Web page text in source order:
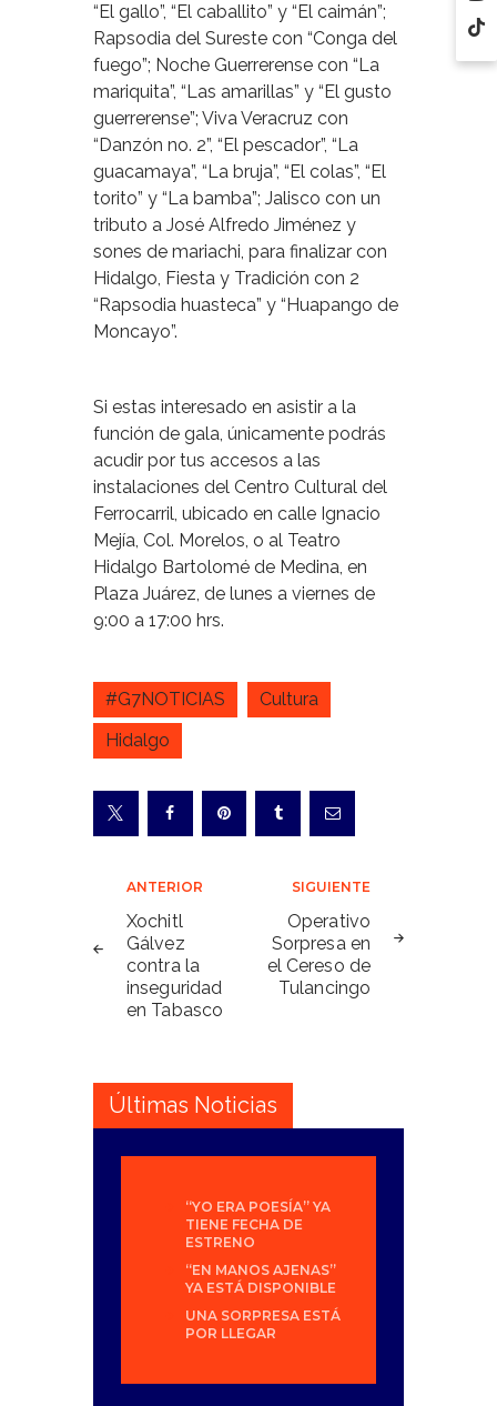
“El gallo”, “El caballito” y “El caimán”;
Rapsodia del Sureste con “Conga del
fuego”; Noche Guerrerense con “La
mariquita”, “Las amarillas” y “El gusto
guerrerense”; Viva Veracruz con
“Danzón no. 2”, “El pescador”, “La
guacamaya”, “La bruja”, “El colas”, “El
torito” y “La bamba”; Jalisco con un
tributo a José Alfredo Jiménez y
sones de mariachi, para finalizar con
Hidalgo, Fiesta y Tradición con 2
“Rapsodia huasteca” y “Huapango de
Moncayo”.
Si estas interesado en asistir a la
función de gala, únicamente podrás
acudir por tus accesos a las
instalaciones del Centro Cultural del
Ferrocarril, ubicado en calle Ignacio
Mejía, Col. Morelos, o al Teatro
Hidalgo Bartolomé de Medina, en
Plaza Juárez, de lunes a viernes de
9:00 a 17:00 hrs.
#G7NOTICIAS
Cultura
Hidalgo
Navegación
de
entradas
ANTERIOR
Xochitl
Gálvez
contra la
inseguridad
en Tabasco
SIGUIENTE
Operativo
Sorpresa en
el Cereso de
Tulancingo
Últimas Noticias
“YO ERA POESÍA” YA
TIENE FECHA DE
ESTRENO
“EN MANOS AJENAS”
YA ESTÁ DISPONIBLE
UNA SORPRESA ESTÁ
POR LLEGAR